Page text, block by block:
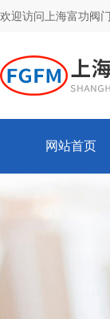
欢迎访问上海富功阀
网站首页